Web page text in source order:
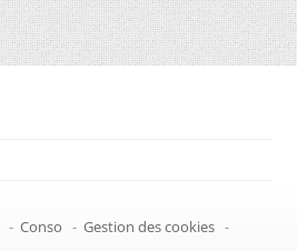
- Conso - Gestion des cookies -